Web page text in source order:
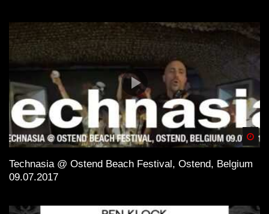
Technasia @ Ostend Beach Festival, Ostend, Belgium
09.07.2017